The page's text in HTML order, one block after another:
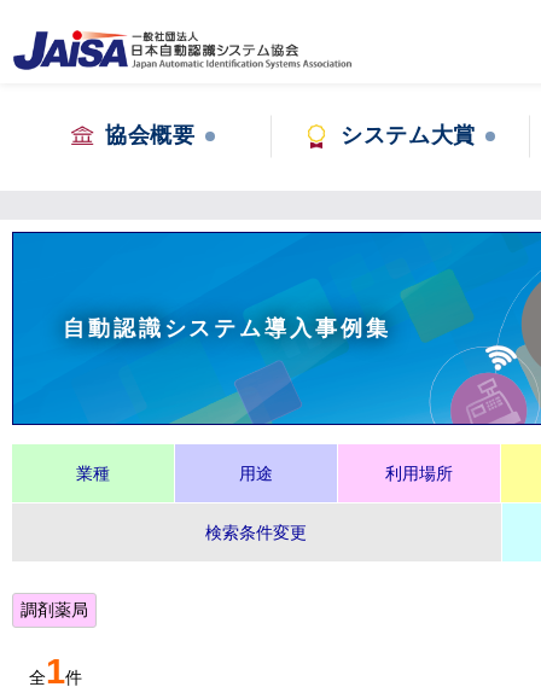
協会概要 システム大賞
自動認識システム導入事例集
業種 用途 利用場所
検索条件変更
調剤薬局
全1件